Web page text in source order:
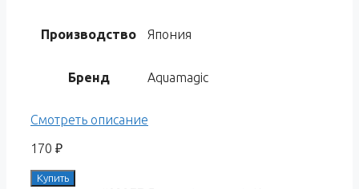
Производство Япония
Бренд Aquamagic
Смотреть описание
170 ₽
Купить